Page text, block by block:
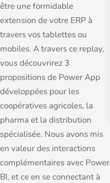
être une formidable
extension de votre ERP à
travers vos tablettes ou
mobiles. A travers ce replay,
vous découvrirez 3
propositions de Power App
développées pour les
coopératives agricoles, la
pharma et la distribution
spécialisée. Nous avons mis
en valeur des interactions
complémentaires avec Power
BI, et ce en se connectant à